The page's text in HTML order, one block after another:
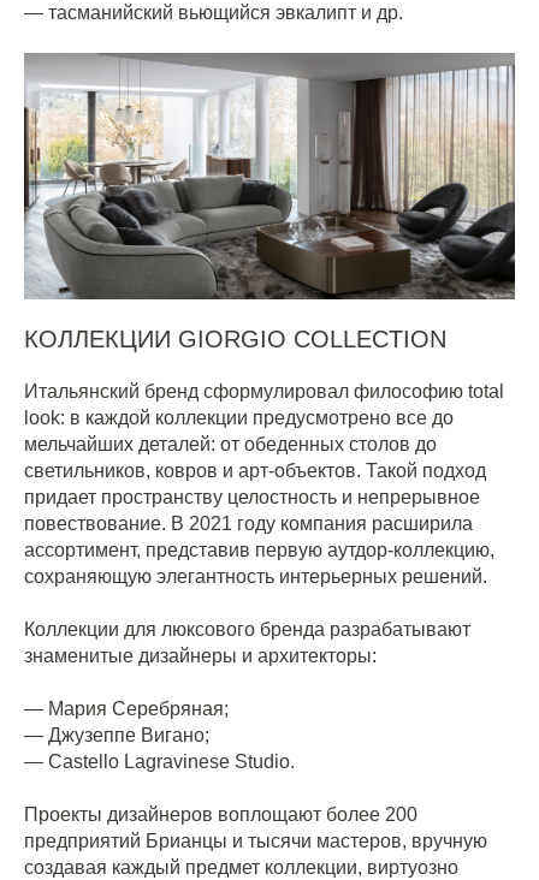
— тасманийский вьющийся эвкалипт и др.
КОЛЛЕКЦИИ GIORGIO COLLECTION
Итальянский бренд сформулировал философию total
look: в каждой коллекции предусмотрено все до
мельчайших деталей: от обеденных столов до
светильников, ковров и арт-объектов. Такой подход
придает пространству целостность и непрерывное
повествование. В 2021 году компания расширила
ассортимент, представив первую аутдор-коллекцию,
сохраняющую элегантность интерьерных решений.
Коллекции для люксового бренда разрабатывают
знаменитые дизайнеры и архитекторы:
— Мария Серебряная;
— Джузеппе Вигано;
— Castello Lagravinese Studio.
Проекты дизайнеров воплощают более 200
предприятий Брианцы и тысячи мастеров, вручную
создавая каждый предмет коллекции, виртуозно